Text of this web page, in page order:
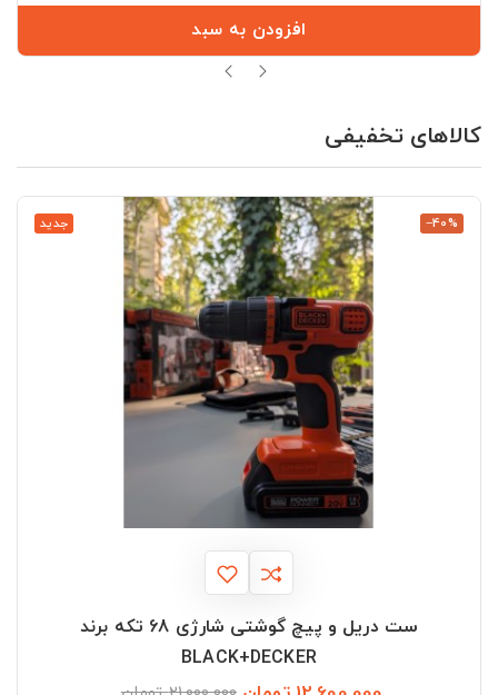
افزودن به سبد
کالاهای تخفیفی
جدید ‎−40%
ست دریل و پیچ گوشتی شارژی 68 تکه برند
BLACK+DECKER